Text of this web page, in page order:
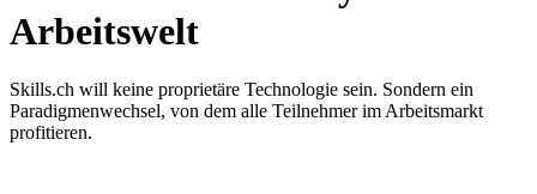
Arbeits­welt
Skills.ch will keine proprietäre Technologie sein. Sondern ein
Paradigmenwechsel, von dem alle Teilnehmer im Arbeitsmarkt
profitieren.